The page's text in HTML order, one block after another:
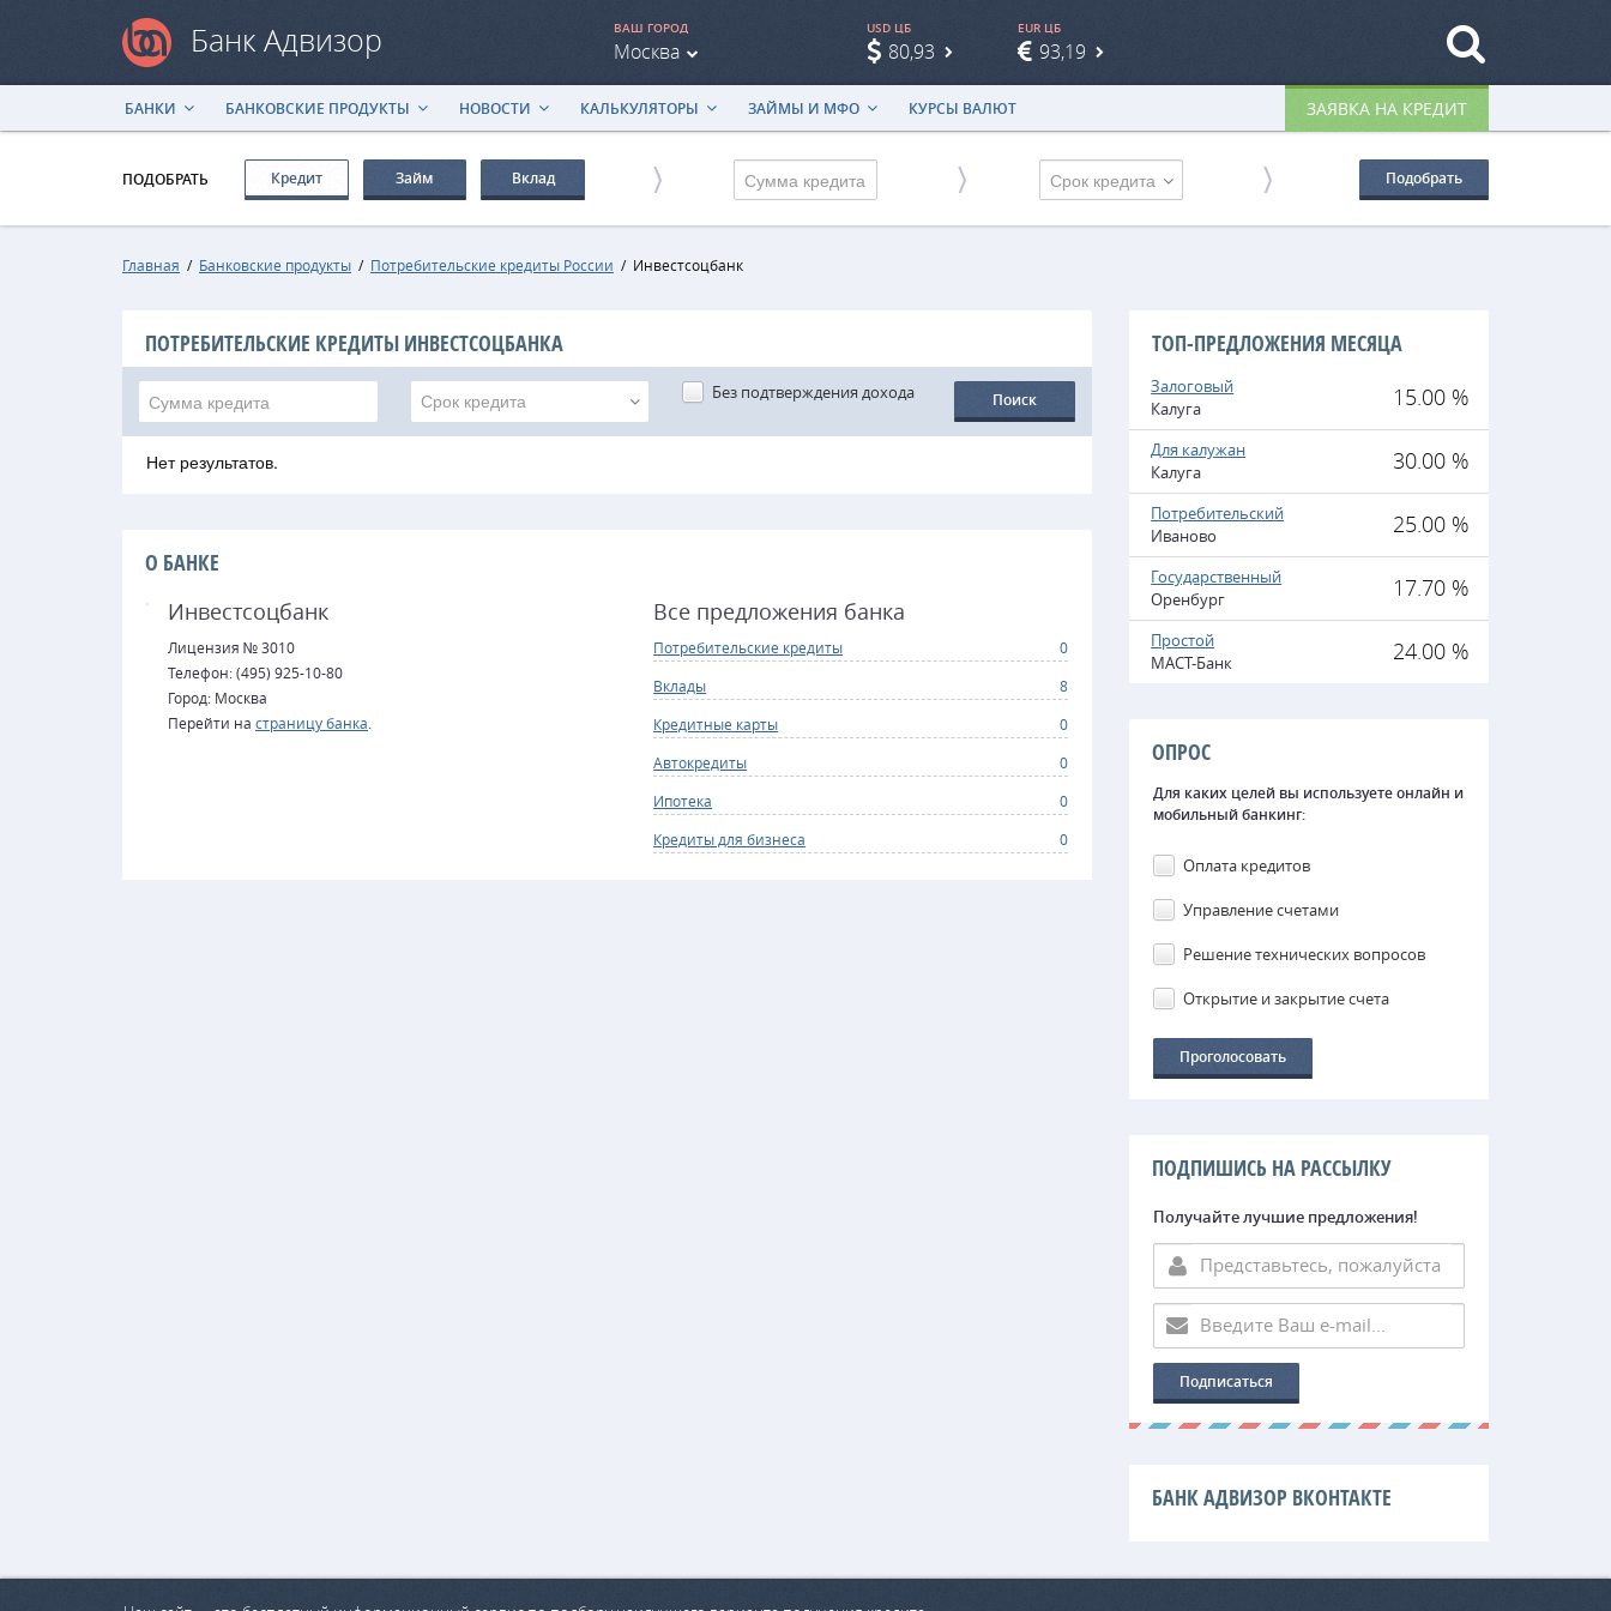
Банк Адвизор
ЗАЯВКА НА КРЕДИТ
БАНКИ БАНКОВСКИЕ ПРОДУКТЫ НОВОСТИ КАЛЬКУЛЯТОРЫ ЗАЙМЫ И МФО КУРСЫ ВАЛЮТ
ВАШ ГОРОД
Москва
USD ЦБ
80,93
EUR ЦБ
93,19
ПОДОБРАТЬ Кредит Займ Вклад Срок кредита Подобрать
Главная / Банковские продукты / Потребительские кредиты России / Инвестсоцбанк
ПОТРЕБИТЕЛЬСКИЕ КРЕДИТЫ ИНВЕСТСОЦБАНКА
Срок кредита Без подтверждения дохода Поиск
Нет результатов.
О БАНКЕ
Инвестсоцбанк
Лицензия № 3010
Телефон: (495) 925-10-80
Город: Москва
Перейти на страницу банка
Все предложения банка
Потребительские кредиты
0
Вклады
8
Кредитные карты
0
Автокредиты
0
Ипотека
0
Кредиты для бизнеса
0
ТОП-ПРЕДЛОЖЕНИЯ МЕСЯЦА
Залоговый
Калуга
15.00 %
Для калужан
Калуга
30.00 %
Потребительский
Иваново
25.00 %
Государственный
Оренбург
17.70 %
Простой
МАСТ-Банк
24.00 %
ОПРОС
Для каких целей вы используете онлайн и
мобильный банкинг:
Оплата кредитов
Управление счетами
Решение технических вопросов
Открытие и закрытие счета
ПОДПИШИСЬ НА РАССЫЛКУ
Получайте лучшие предложения!
БАНК АДВИЗОР ВКОНТАКТЕ